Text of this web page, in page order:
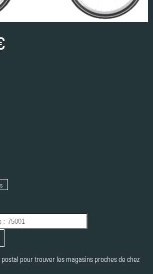
pour trouver les magasins proches de chez